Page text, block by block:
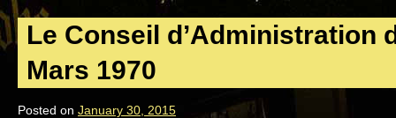
Le Conseil d’Administration
Mars 1970
Posted on January 30, 2015